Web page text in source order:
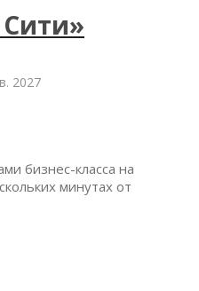
2027
бизнес-класса на
минутах от